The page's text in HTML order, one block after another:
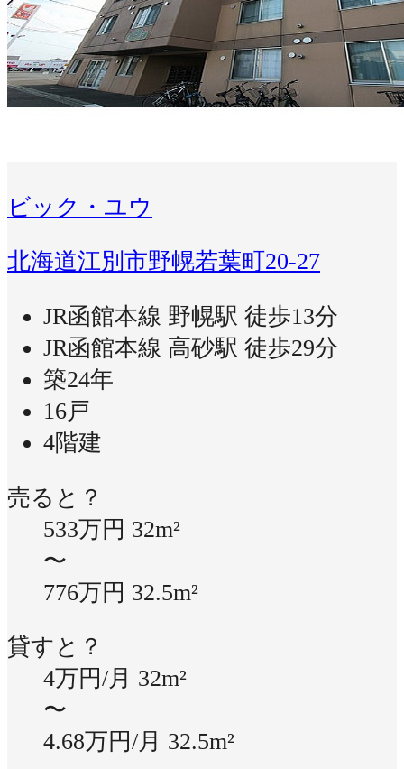
ビック・ユウ
北海道江別市野幌若葉町20-27
JR函館本線 野幌駅 徒歩13分
JR函館本線 高砂駅 徒歩29分
築24年
16戸
4階建
売ると？
533万円 32m²
〜
776万円 32.5m²
貸すと？
4万円/月 32m²
〜
4.68万円/月 32.5m²